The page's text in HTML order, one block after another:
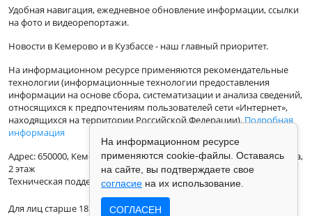
Удобная навигация, ежедневное обновление информации, ссылки
на фото и видеорепортажи.
Новости в Кемерово и в Кузбассе - наш главный приоритет.
На информационном ресурсе применяются рекомендательные
технологии (информационные технологии предоставления
информации на основе сбора, систематизации и анализа сведений,
относящихся к предпочтениям пользователей сети «Интернет»,
находящихся на территории Российской Федерации).Подробная
информация
Адрес: 650000, Кемеровская Область, г.Кемерово, ул.Кузбасская 33а,
2 этаж
Техническая поддержка: support@vse42.ru
Для лиц старше 18 лет.
На информационном ресурсе
применяются cookie-файлы. Оставаясь
на сайте, вы подтверждаете свое
согласие на их использование.
СОГЛАСЕН